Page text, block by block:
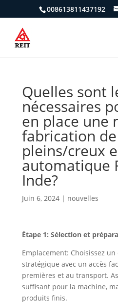
008613811437192
Quelles sont
nécessaires
en place une
fabrication
pleins/creux
automatique
Inde?
Juin 6, 2024| nouvelles
Étape 1: Sélection et
Emplacement: Choisissez
stratégique avec un accès
premières et au transport.
suffisant pour la machine,
produits finis.